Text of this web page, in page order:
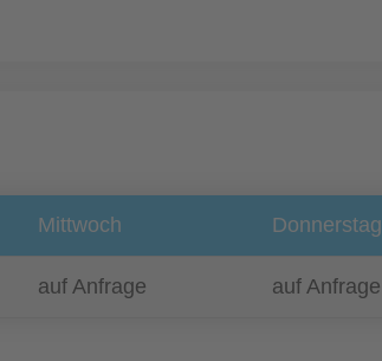
Mittwoch Donnerstag
auf Anfrage auf Anfrage